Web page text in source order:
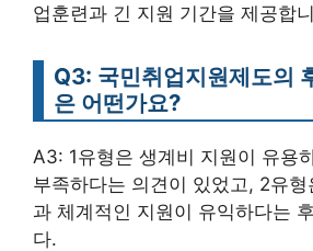
업훈련과 긴 지원 기간을 제공합
Q3: 국민취업지원제도의
은 어떤가요?
A3: 1유형은 생계비 지원이 유용
부족하다는 의견이 있었고, 2유
과 체계적인 지원이 유익하다는
다.